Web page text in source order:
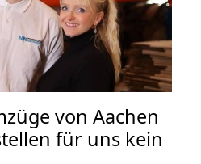
von Aachen
für uns kein